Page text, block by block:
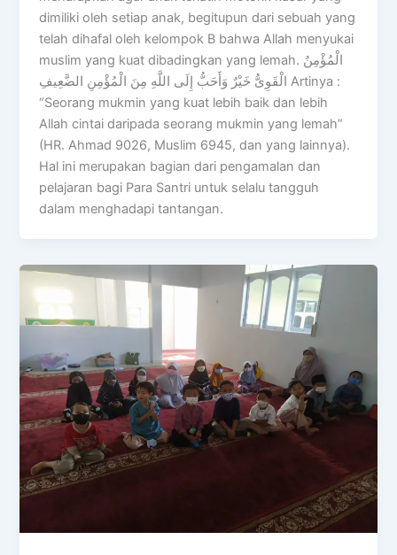
dimiliki oleh setiap anak, begitupun dari sebuah yang
telah dihafal oleh kelompok B bahwa Allah menyukai
muslim yang kuat dibadingkan yang lemah. الْمُؤْمِنُ
الْقَوِىُّ خَيْرٌ وَأَحَبُّ إِلَى اللَّهِ مِنَ الْمُؤْمِنِ الضَّعِيفِ Artinya :
“Seorang mukmin yang kuat lebih baik dan lebih
Allah cintai daripada seorang mukmin yang lemah”
(HR. Ahmad 9026, Muslim 6945, dan yang lainnya).
Hal ini merupakan bagian dari pengamalan dan
pelajaran bagi Para Santri untuk selalu tangguh
dalam menghadapi tantangan.